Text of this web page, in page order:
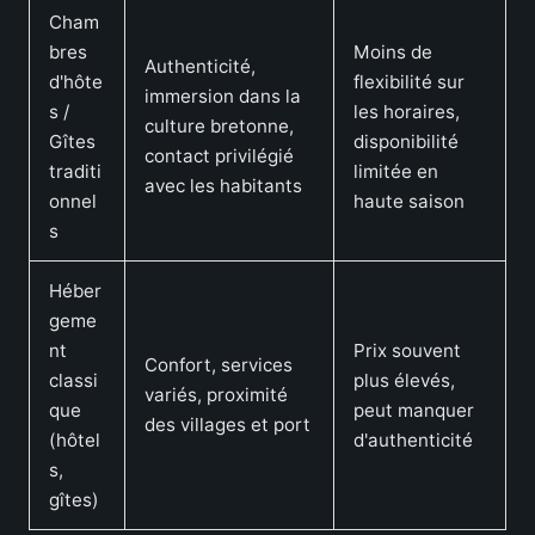
Cham
bres
d'hôte
s /
Gîtes
traditi
onnel
s
Authenticité,
immersion dans la
culture bretonne,
contact privilégié
avec les habitants
Moins de
flexibilité sur
les horaires,
disponibilité
limitée en
haute saison
Héber
geme
nt
classi
que
(hôtel
s,
gîtes)
Confort, services
variés, proximité
des villages et port
Prix souvent
plus élevés,
peut manquer
d'authenticité